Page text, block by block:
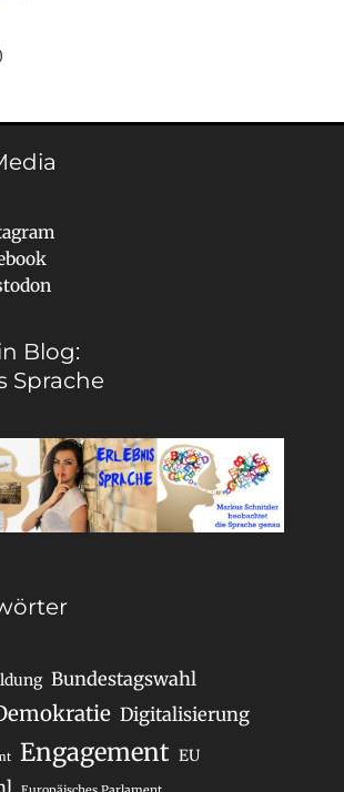
Blog:
Sprache
Bundestagswahl
Digitalisierung
Engagement EU